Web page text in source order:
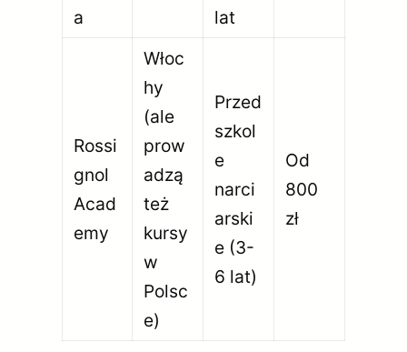
a
lat
Rossi
gnol
Acad
emy
Włoc
hy
(ale
prow
adzą
też
kursy
w
Polsc
e)
Przed
szkol
e
narci
arski
e (3-
6 lat)
Od
800
zł